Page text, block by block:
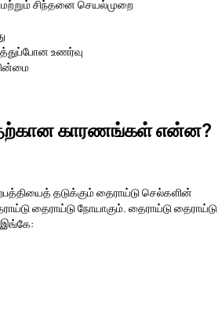
சிந்தனை செயல்முறை
உணர்வு
காரணங்கள் என்ன?
தடுக்கும் தைராய்டு செல்களின்
தைராய்டு நோயாகும். தைராய்டு தைராய்டு